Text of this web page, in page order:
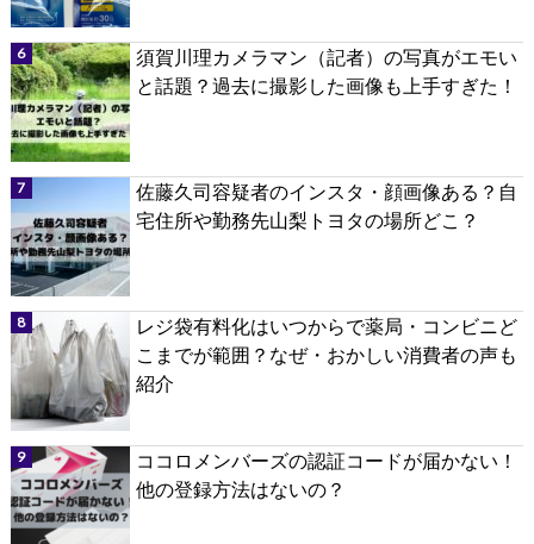
須賀川理カメラマン（記者）の写真がエモい
と話題？過去に撮影した画像も上手すぎた！
佐藤久司容疑者のインスタ・顔画像ある？自
宅住所や勤務先山梨トヨタの場所どこ？
レジ袋有料化はいつからで薬局・コンビニど
こまでが範囲？なぜ・おかしい消費者の声も
紹介
ココロメンバーズの認証コードが届かない！
他の登録方法はないの？